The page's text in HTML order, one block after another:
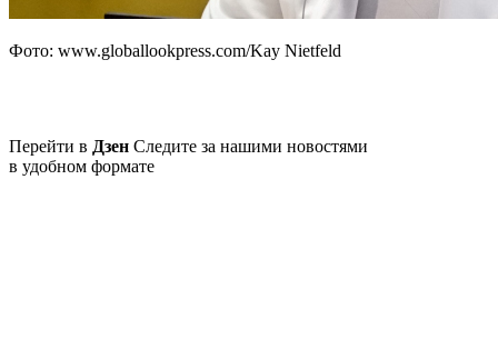
Фото: www.globallookpress.com/Kay Nietfeld
Перейти в Дзен Следите за нашими новостями
в удобном формате